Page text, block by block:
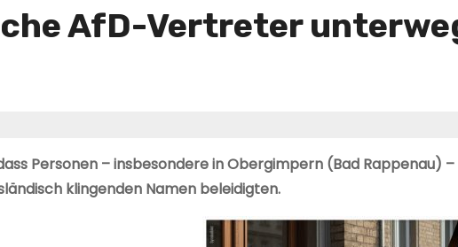
AfD-Vertreter
Personen – insbesondere in Obergimpern (Bad Rappenau)
klingenden Namen beleidigten.